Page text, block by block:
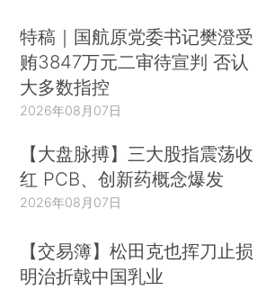
特稿｜国航原党委书记樊澄受
贿3847万元二审待宣判 否认
大多数指控
2026年08月07日
【大盘脉搏】三大股指震荡收
红 PCB、创新药概念爆发
2026年08月07日
【交易簿】松田克也挥刀止损
明治折戟中国乳业